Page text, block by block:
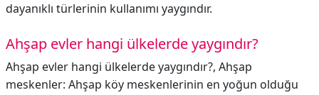
dayanıklı türlerinin kullanımı yaygındır.
Ahşap evler hangi ülkelerde yaygındır?
Ahşap evler hangi ülkelerde yaygındır?, Ahşap
meskenler: Ahşap köy meskenlerinin en yoğun olduğu